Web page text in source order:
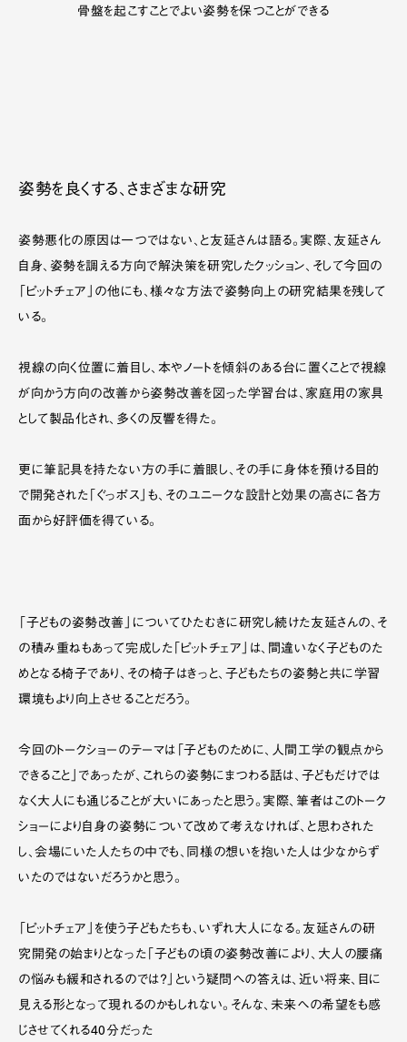
骨盤を起こすことでよい姿勢を保つことができる
姿勢を良くする、さまざまな研究
姿勢悪化の原因は一つではない、と友延さんは語る。実際、友延さん
自身、姿勢を調える方向で解決策を研究したクッション、そして今回の
「ピットチェア」の他にも、様々な方法で姿勢向上の研究結果を残して
いる。
視線の向く位置に着目し、本やノートを傾斜のある台に置くことで視線
が向かう方向の改善から姿勢改善を図った学習台は、家庭用の家具
として製品化され、多くの反響を得た。
更に筆記具を持たない方の手に着眼し、その手に身体を預ける目的
で開発された「ぐっポス」も、そのユニークな設計と効果の高さに各方
面から好評価を得ている。
「子どもの姿勢改善」についてひたむきに研究し続けた友延さんの、そ
の積み重ねもあって完成した「ピットチェア」は、間違いなく子どものた
めとなる椅子であり、その椅子はきっと、子どもたちの姿勢と共に学習
環境もより向上させることだろう。
今回のトークショーのテーマは「子どものために、人間工学の観点から
できること」であったが、これらの姿勢にまつわる話は、子どもだけでは
なく大人にも通じることが大いにあったと思う。実際、筆者はこのトーク
ショーにより自身の姿勢について改めて考えなければ、と思わされた
し、会場にいた人たちの中でも、同様の想いを抱いた人は少なからず
いたのではないだろうかと思う。
「ピットチェア」を使う子どもたちも、いずれ大人になる。友延さんの研
究開発の始まりとなった「子どもの頃の姿勢改善により、大人の腰痛
の悩みも緩和されるのでは？」という疑問への答えは、近い将来、目に
見える形となって現れるのかもしれない。そんな、未来への希望をも感
じさせてくれる40分だった